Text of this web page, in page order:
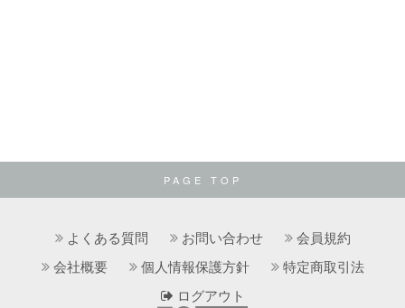
PAGE TOP
よくある質問 お問い合わせ
会員規約
会社概要
個人情報保護方針
特定商取引法
ログアウト